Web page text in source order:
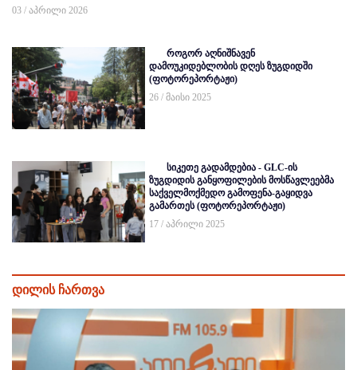
03 / აპრილი 2026
როგორ აღნიშნავენ
დამოუკიდებლობის დღეს ზუგდიდში
(ფოტორეპორტაჟი)
26 / მაისი 2025
სიკეთე გადამდებია - GLC-ის
ზუგდიდის განყოფილების მოსწავლეებმა
საქველმოქმედო გამოფენა-გაყიდვა
გამართეს (ფოტორეპორტაჟი)
17 / აპრილი 2025
დილის ჩართვა